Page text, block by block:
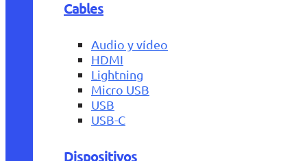
Cables
Audio y vídeo
HDMI
Lightning
Micro USB
USB
USB-C
Dispositivos